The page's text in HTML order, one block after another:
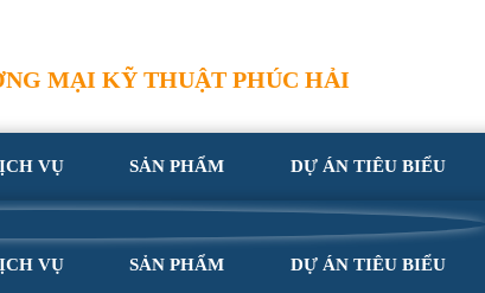
MẠI KỸ THUẬT PHÚC HẢI
VỤ SẢN PHẨM DỰ ÁN TIÊU BIỂU
VỤ SẢN PHẨM DỰ ÁN TIÊU BIỂU